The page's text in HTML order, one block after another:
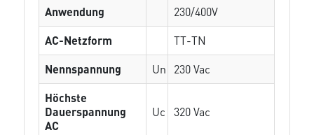
Anwendung
230/400V
AC-Netzform
TT-TN
Nennspannung
Un
230 Vac
Höchste
Dauerspannung
AC
Uc 320 Vac